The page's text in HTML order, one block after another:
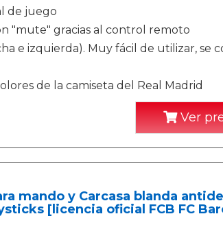
de juego
"mute" gracias al control remoto
e izquierda). Muy fácil de utilizar, se
de la camiseta del Real Madrid
Ver
mando y Carcasa blanda
[licencia oficial FCB FC